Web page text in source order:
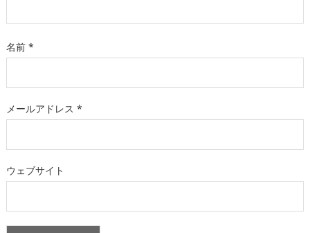
名前 *
メールアドレス *
ウェブサイト